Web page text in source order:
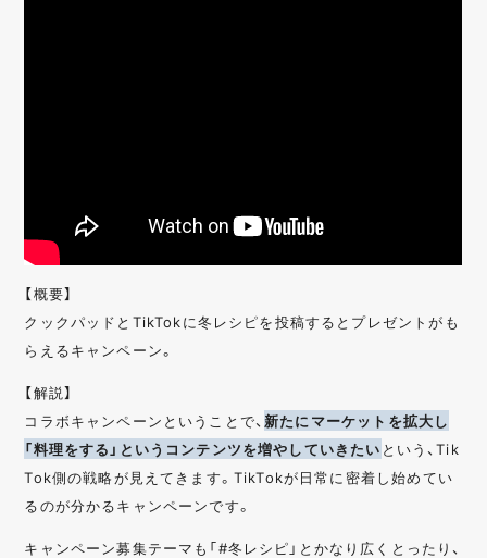
【概要】
クックパッドとTikTokに冬レシピを投稿するとプレゼントがも
らえるキャンペーン。
【解説】
コラボキャンペーンということで、新たにマーケットを拡大し
「料理をする」というコンテンツを増やしていきたい という、Tik
Tok側の戦略が見えてきます。TikTokが日常に密着し始めてい
るのが分かるキャンペーンです。
キャンペーン募集テーマも「#冬レシピ」とかなり広くとったり、